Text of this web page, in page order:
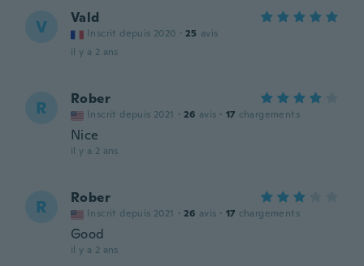
V Vald
Inscrit depuis 2020 · 25 avis
il y a 2 ans
R Rober
Inscrit depuis 2021 · 26 avis · 17 chargements
Nice
il y a 2 ans
R Rober
Inscrit depuis 2021 · 26 avis · 17 chargements
Good
il y a 2 ans